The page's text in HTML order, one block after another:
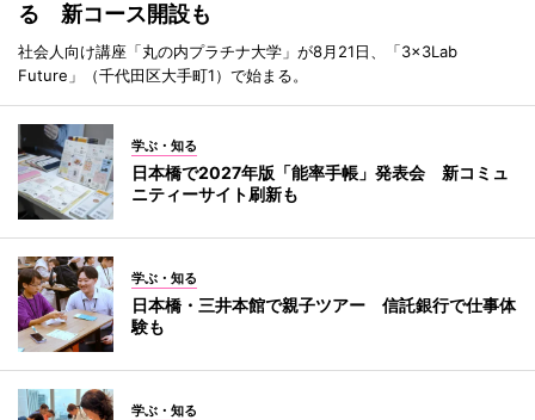
る 新コース開設も
社会人向け講座「丸の内プラチナ大学」が8月21日、「3×3Lab
Future」（千代田区大手町1）で始まる。
学ぶ・知る
日本橋で2027年版「能率手帳」発表会 新コミュ
ニティーサイト刷新も
学ぶ・知る
日本橋・三井本館で親子ツアー 信託銀行で仕事体
験も
学ぶ・知る